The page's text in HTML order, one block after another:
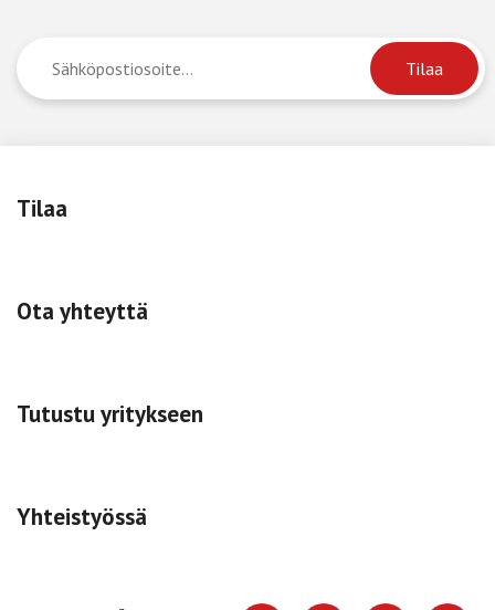
Tilaa
Ota yhteyttä
Tutustu yritykseen
Yhteistyössä